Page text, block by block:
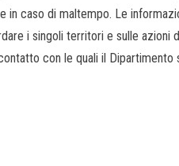
caso di maltempo. Le
i singoli territori e sulle azioni
con le quali il Dipartimento